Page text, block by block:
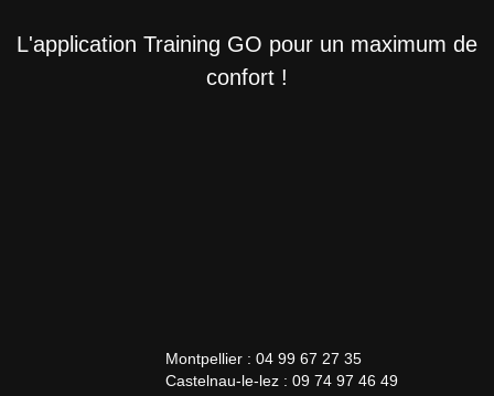
L'application Training GO pour un maximum de
confort !
Montpellier : 04 99 67 27 35
Castelnau-le-lez : 09 74 97 46 49